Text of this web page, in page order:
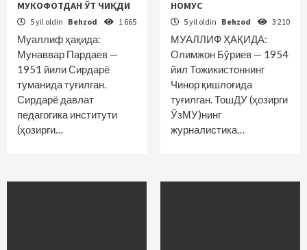
МУКОФОТДАН ЎТ ЧИҚДИ
5 yil oldin Behzod 1 665
Муаллиф ҳақида:
Мунаввар Пардаев —
1951 йили Сирдарё
туманида туғилган.
Сирдарё давлат
педагогика институти
(ҳозирги…
НОМУС
5 yil oldin Behzod 3 210
МУАЛЛИФ ҲАҚИДА:
Олимжон Бўриев — 1954
йил Тожикис­тоннинг
Чинор қиш­лоғида
туғилган. ТошДУ (ҳозирги
ЎзМУ)нинг
журналистика…